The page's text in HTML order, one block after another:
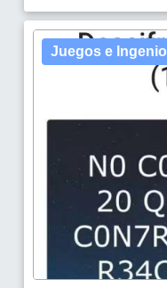
Juegos e Ingenio